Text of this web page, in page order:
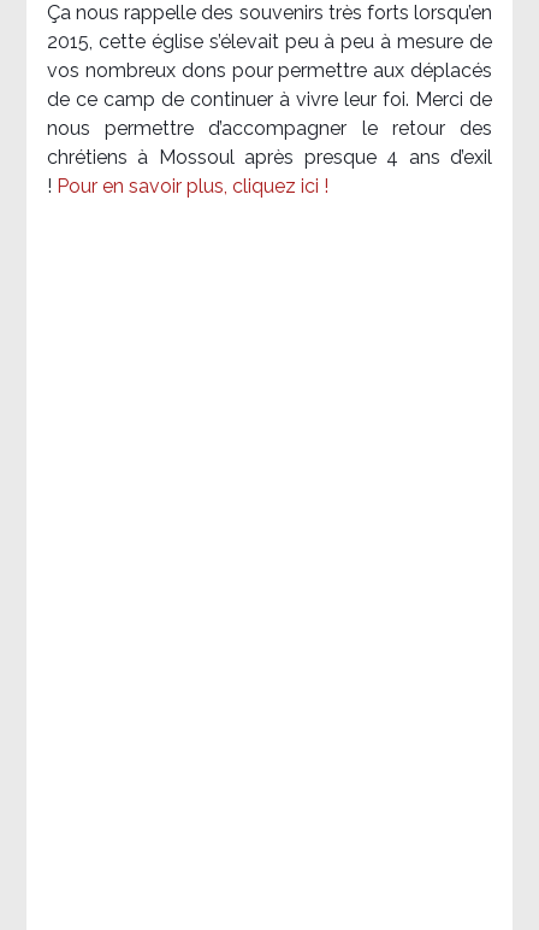
Ça nous rappelle des souvenirs très forts lorsqu’en
2015, cette église s’élevait peu à peu à mesure de
vos nombreux dons pour permettre aux déplacés
de ce camp de continuer à vivre leur foi. Merci de
nous permettre d’accompagner le retour des
chrétiens à Mossoul après presque 4 ans d’exil
! Pour en savoir plus, cliquez ici !